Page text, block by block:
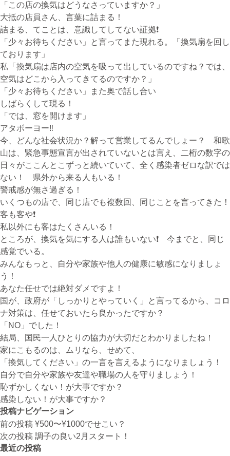
080-3853-1074
「この店の換気はどうなさっていますか？」
大抵の店員さん、言葉に詰まる！
詰まる、てことは、意識してしてない証拠❗️
「少々お待ちください」と言ってまた現れる。「換気扇を回し
ております」
私「換気扇は店内の空気を吸って出しているのですね？では、
空気はどこから入ってきてるのですか？」
「少々お待ちください」また奥で話し合い
しばらくして現る！
「では、窓を開けます」
アタボーヨー‼️
今、どんな社会状況か？解って営業してるんでしょー？ 和歌
山は、緊急事態宣言が出されていないとは言え、二桁の数字の
日々がここんとこずっと続いていて、全く感染者ゼロな訳では
ない！ 県外から来る人もいる！
警戒感が無さ過ぎる！
いくつもの店で、同じ店でも複数回、同じことを言ってきた！
客も客や❗️
私以外にも客はたくさんいる！
ところが、換気を気にする人は誰もいない❗️ 今までと、同じ
感覚でいる。
みんなもっと、自分や家族や他人の健康に敏感になりましょ
う！
あなた任せでは絶対ダメですよ！
国が、政府が「しっかりとやっていく」と言ってるから、コロ
ナ対策は、任せておいたら良かったですか？
「NO」でした！
結局、国民一人ひとりの協力が大切だとわかりましたね！
家にこもるのは、ムリなら、せめて、
「換気してください」の一言を言えるようになりましょう！
自分で自分や家族や友達や職場の人を守りましょう！
恥ずかしくない！が大事ですか？
感染しない！が大事ですか？
投稿ナビゲーション
前の投稿 ¥500〜¥1000でせこい？
次の投稿 調子の良い2月スタート！
最近の投稿